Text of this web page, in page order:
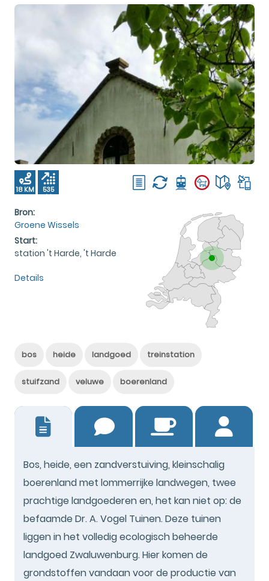
18 KM 535
M
Bron:
Groene Wissels
Start:
station 't Harde, 't Harde
Details
bos heide landgoed treinstation
stuifzand veluwe boerenland
Bos, heide, een zandverstuiving, kleinschalig
boerenland met lommerrijke landwegen, twee
prachtige landgoederen en, het kan niet op: de
befaamde Dr. A. Vogel Tuinen. Deze tuinen
liggen in het volledig ecologisch beheerde
landgoed Zwaluwenburg. Hier komen de
grondstoffen vandaan voor de productie van